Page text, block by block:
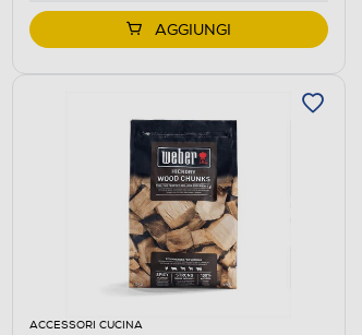
AGGIUNGI
ACCESSORI CUCINA